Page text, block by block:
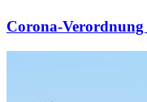
Corona-